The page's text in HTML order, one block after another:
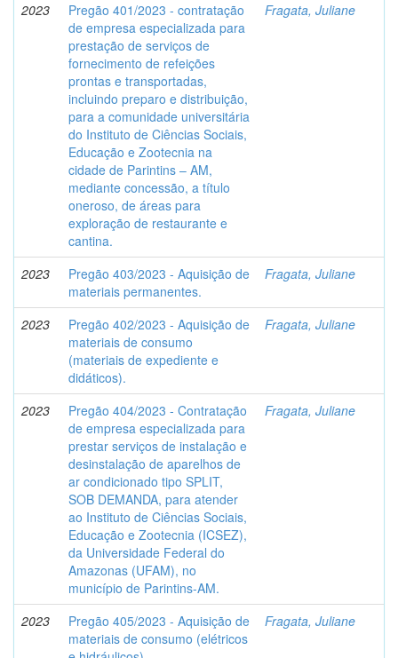
2023
Pregão 401/2023 - contratação
de empresa especializada para
prestação de serviços de
fornecimento de refeições
prontas e transportadas,
incluindo preparo e distribuição,
para a comunidade universitária
do Instituto de Ciências Sociais,
Educação e Zootecnia na
cidade de Parintins – AM,
mediante concessão, a título
oneroso, de áreas para
exploração de restaurante e
cantina.
Fragata, Juliane
2023
Pregão 403/2023 - Aquisição de
materiais permanentes.
Fragata, Juliane
2023
Pregão 402/2023 - Aquisição de
materiais de consumo
(materiais de expediente e
didáticos).
Fragata, Juliane
2023
Pregão 404/2023 - Contratação
de empresa especializada para
prestar serviços de instalação e
desinstalação de aparelhos de
ar condicionado tipo SPLIT,
SOB DEMANDA, para atender
ao Instituto de Ciências Sociais,
Educação e Zootecnia (ICSEZ),
da Universidade Federal do
Amazonas (UFAM), no
município de Parintins-AM.
Fragata, Juliane
2023
Pregão 405/2023 - Aquisição de
materiais de consumo (elétricos
Fragata, Juliane